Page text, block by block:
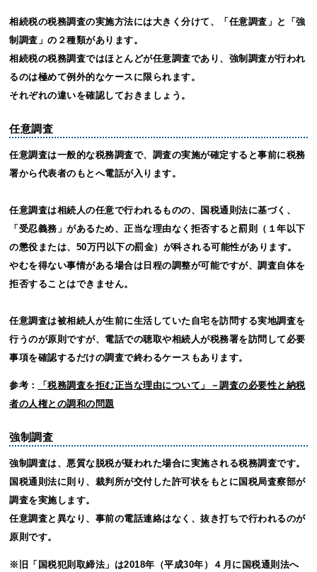
相続税の税務調査の実施方法には大きく分けて、「任意調査」と「強
制調査」の２種類があります。
相続税の税務調査ではほとんどが任意調査であり、強制調査が行われ
るのは極めて例外的なケースに限られます。
それぞれの違いを確認しておきましょう。
任意調査
任意調査は一般的な税務調査で、調査の実施が確定すると事前に税務
署から代表者のもとへ電話が入ります。
任意調査は相続人の任意で行われるものの、国税通則法に基づく、
「受忍義務」があるため、正当な理由なく拒否すると罰則（１年以下
の懲役または、50万円以下の罰金）が科される可能性があります。
やむを得ない事情がある場合は日程の調整が可能ですが、調査自体を
拒否することはできません。
任意調査は被相続人が生前に生活していた自宅を訪問する実地調査を
行うのが原則ですが、電話での聴取や相続人が税務署を訪問して必要
事項を確認するだけの調査で終わるケースもあります。
参考：
「税務調査を拒む正当な理由について」－調査の必要性と納税
者の人権との調和の問題
強制調査
強制調査は、悪質な脱税が疑われた場合に実施される税務調査です。
国税通則法に則り、裁判所が交付した許可状をもとに国税局査察部が
調査を実施します。
任意調査と異なり、事前の電話連絡はなく、抜き打ちで行われるのが
原則です。
※旧「国税犯則取締法」は2018年（平成30年）４月に国税通則法へ